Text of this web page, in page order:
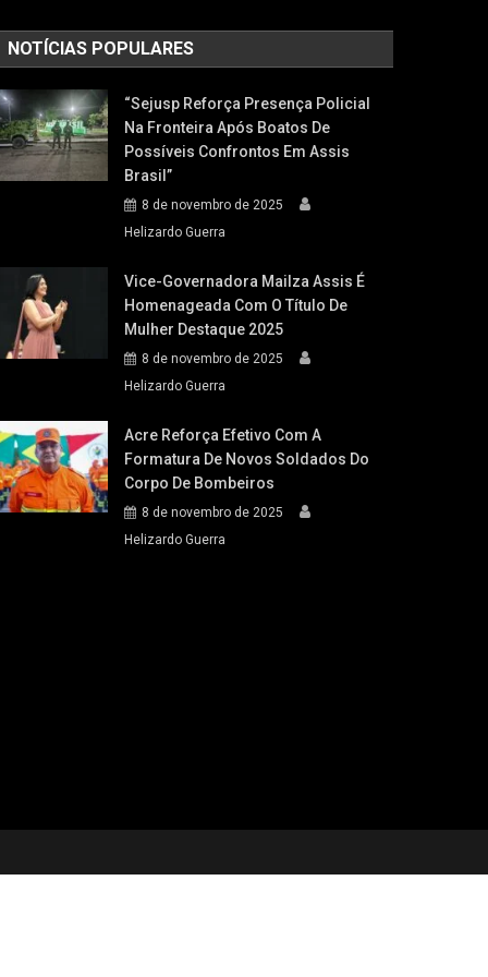
NOTÍCIAS POPULARES
“Sejusp Reforça Presença Policial
Na Fronteira Após Boatos De
Possíveis Confrontos Em Assis
Brasil”
8 de novembro de 2025
Helizardo Guerra
Vice-Governadora Mailza Assis É
Homenageada Com O Título De
Mulher Destaque 2025
8 de novembro de 2025
Helizardo Guerra
Acre Reforça Efetivo Com A
Formatura De Novos Soldados Do
Corpo De Bombeiros
8 de novembro de 2025
Helizardo Guerra